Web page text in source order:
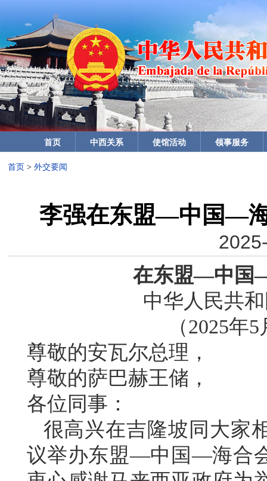
首页 中西关系 使馆活动 领事服务
首页 > 外交要闻
李强在东盟—中国—
在东盟—中国
中华人民共
（2025年
尊敬的安瓦尔总理，
尊敬的萨巴赫王储，
各位同事：
很高兴在吉隆坡同大家
议举办东盟—中国—海合